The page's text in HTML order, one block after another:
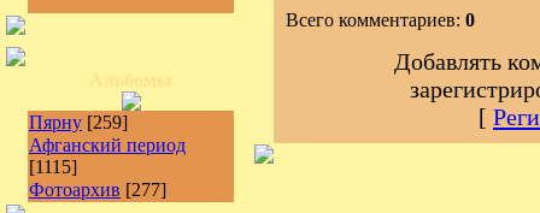
Пярну [259]
Афганский период
[1115]
Фотоархив [277]
Всего комментариев: 0
Добавлять
[